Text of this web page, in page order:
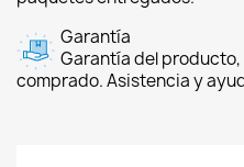
Garantía
Garantía del
comprado. Asistencia y